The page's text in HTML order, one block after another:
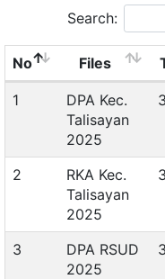
Search:
No Files
1
DPA Kec.
Talisayan
2025
2
RKA Kec.
Talisayan
2025
3
DPA RSUD
2025